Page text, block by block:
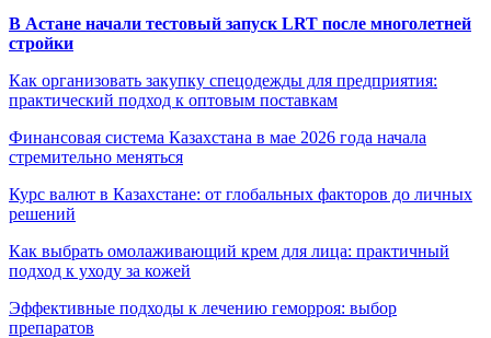
В Астане начали тестовый запуск LRT после многолетней
стройки
Как организовать закупку спецодежды для предприятия:
практический подход к оптовым поставкам
Финансовая система Казахстана в мае 2026 года начала
стремительно меняться
Курс валют в Казахстане: от глобальных факторов до личных
решений
Как выбрать омолаживающий крем для лица: практичный
подход к уходу за кожей
Эффективные подходы к лечению геморроя: выбор
препаратов